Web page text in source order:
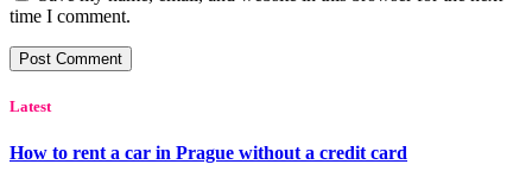
time I comment.
Latest
How to rent a car in Prague without a credit card